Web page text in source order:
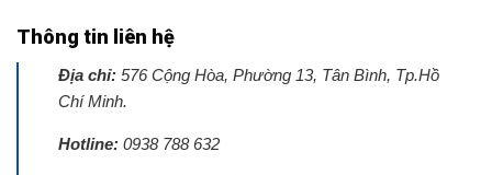
Thông tin liên hệ
Địa chỉ: 576 Cộng Hòa, Phường 13, Tân Bình, Tp.Hồ
Chí Minh.
Hotline: 0938 788 632